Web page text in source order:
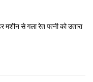
मशीन से गला रेत पत्नी को उतारा